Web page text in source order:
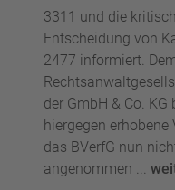
3311 und die
Entscheidung von
2477 informiert.
der GmbH & Co.
hiergegen
das BVerfG nun
angenommen ...